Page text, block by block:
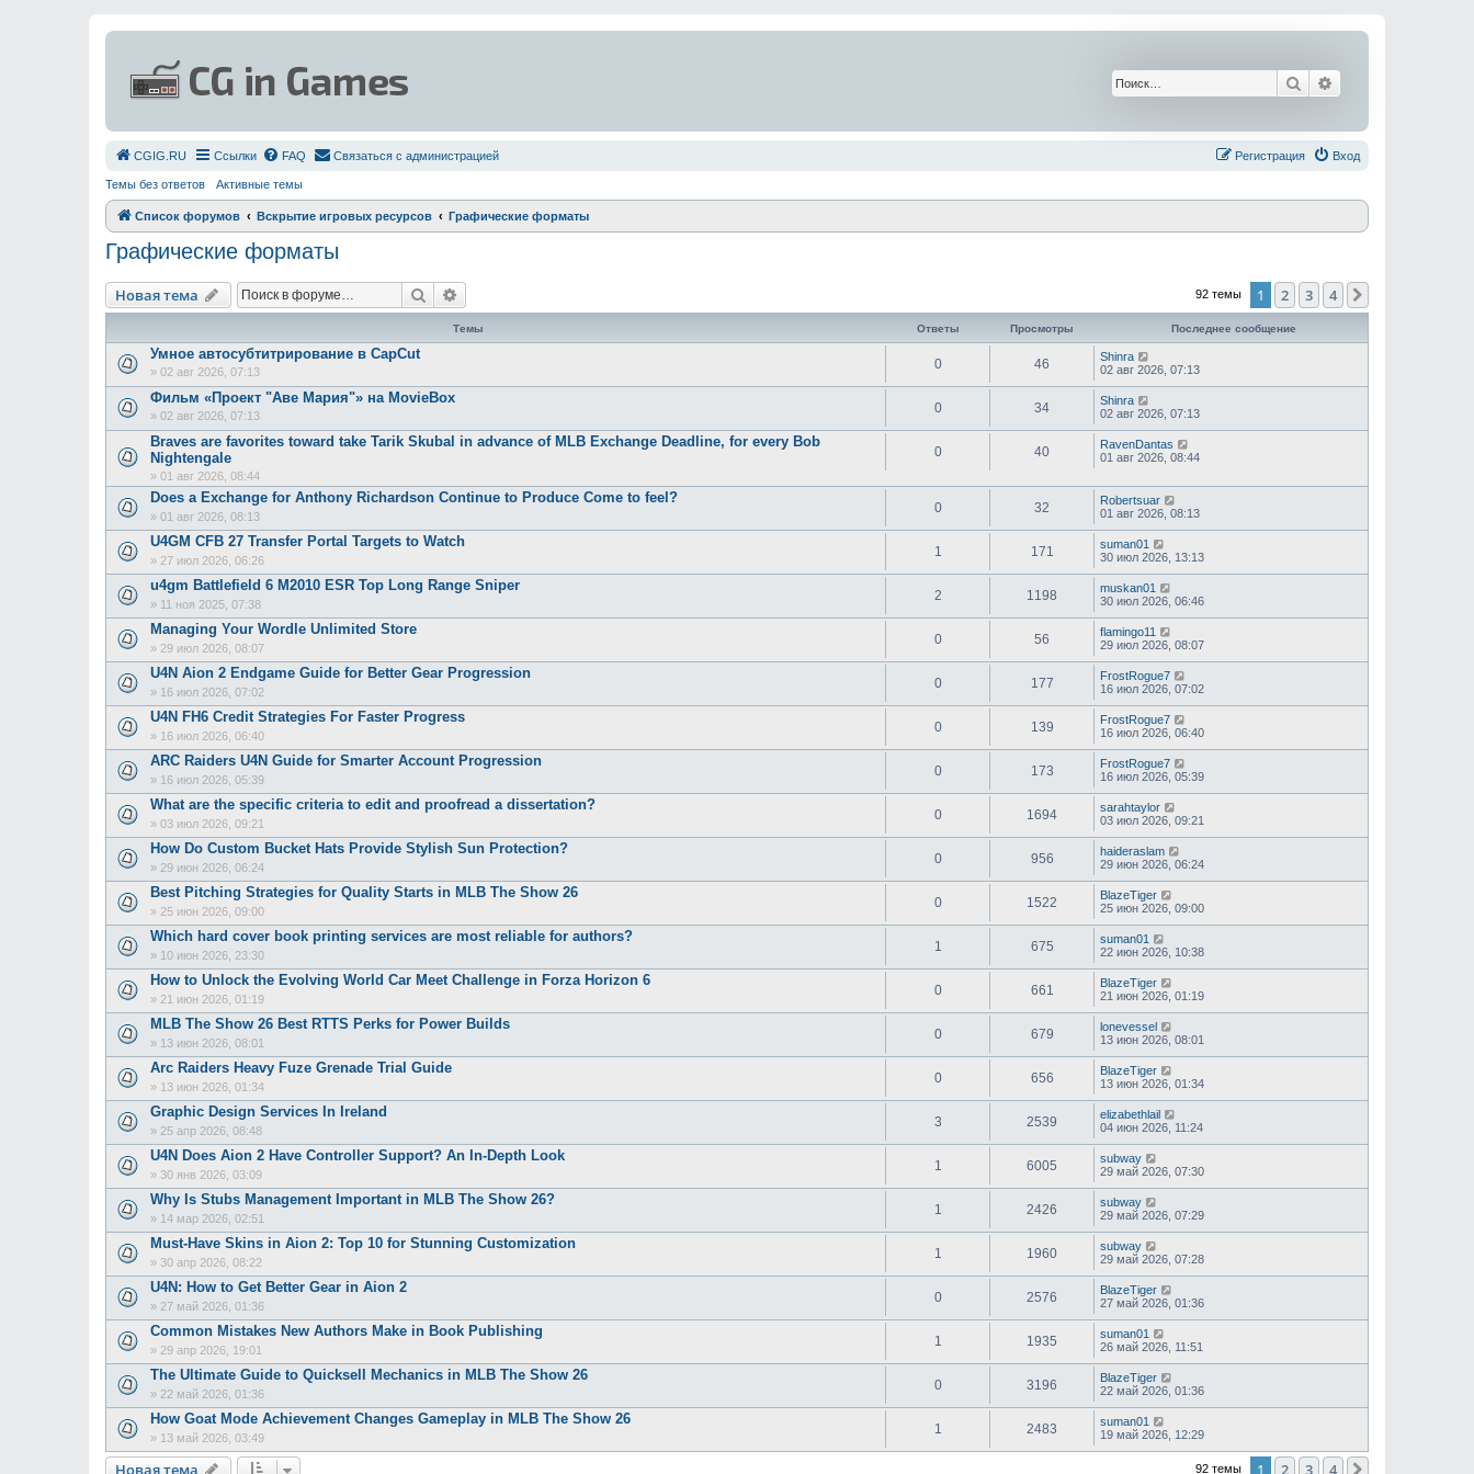
Поиск
СGIG.RU Ссылки FAQ Связаться с администрацией Вход
Регистрация
Темы без ответов Активные темы
Список форумов Вскрытие игровых ресурсов Графические форматы
Графические форматы
Новая тема Поиск 92 темы 1 2 3 4
Темы Ответы Просмотры Последнее сообщение
Умное автосубтитрирование в CapCut
» 02 авг 2026, 07:13
0 46
Shinra
02 авг 2026, 07:13
Фильм «Проект "Аве Мария"» на MovieBox
» 02 авг 2026, 07:13
0 34
Shinra
02 авг 2026, 07:13
Braves are favorites toward take Tarik Skubal in advance of MLB Exchange Deadline, for every Bob
Nightengale
» 01 авг 2026, 08:44
0 40
RavenDantas
01 авг 2026, 08:44
Does a Exchange for Anthony Richardson Continue to Produce Come to feel?
» 01 авг 2026, 08:13
0 32
Robertsuar
01 авг 2026, 08:13
U4GM CFB 27 Transfer Portal Targets to Watch
» 27 июл 2026, 06:26
1 171
suman01
30 июл 2026, 13:13
u4gm Battlefield 6 M2010 ESR Top Long Range Sniper
» 11 ноя 2025, 07:38
2 1198
muskan01
30 июл 2026, 06:46
Managing Your Wordle Unlimited Store
» 29 июл 2026, 08:07
0 56
flamingo11
29 июл 2026, 08:07
U4N Aion 2 Endgame Guide for Better Gear Progression
» 16 июл 2026, 07:02
0 177
FrostRogue7
16 июл 2026, 07:02
U4N FH6 Credit Strategies For Faster Progress
» 16 июл 2026, 06:40
0 139
FrostRogue7
16 июл 2026, 06:40
ARC Raiders U4N Guide for Smarter Account Progression
» 16 июл 2026, 05:39
0 173
FrostRogue7
16 июл 2026, 05:39
What are the specific criteria to edit and proofread a dissertation?
» 03 июл 2026, 09:21
0 1694
sarahtaylor
03 июл 2026, 09:21
How Do Custom Bucket Hats Provide Stylish Sun Protection?
» 29 июн 2026, 06:24
0 956
haideraslam
29 июн 2026, 06:24
Best Pitching Strategies for Quality Starts in MLB The Show 26
» 25 июн 2026, 09:00
0 1522
BlazeTiger
25 июн 2026, 09:00
Which hard cover book printing services are most reliable for authors?
» 10 июн 2026, 23:30
1 675
suman01
22 июн 2026, 10:38
How to Unlock the Evolving World Car Meet Challenge in Forza Horizon 6
» 21 июн 2026, 01:19
0 661
BlazeTiger
21 июн 2026, 01:19
MLB The Show 26 Best RTTS Perks for Power Builds
» 13 июн 2026, 08:01
0 679
lonevessel
13 июн 2026, 08:01
Arc Raiders Heavy Fuze Grenade Trial Guide
» 13 июн 2026, 01:34
0 656
BlazeTiger
13 июн 2026, 01:34
Graphic Design Services In Ireland
» 25 апр 2026, 08:48
3 2539
elizabethlail
04 июн 2026, 11:24
U4N Does Aion 2 Have Controller Support? An In‑Depth Look
» 30 янв 2026, 03:09
1 6005
subway
29 май 2026, 07:30
Why Is Stubs Management Important in MLB The Show 26?
» 14 мар 2026, 02:51
1 2426
subway
29 май 2026, 07:29
Must-Have Skins in Aion 2: Top 10 for Stunning Customization
» 30 апр 2026, 08:22
1 1960
subway
29 май 2026, 07:28
U4N: How to Get Better Gear in Aion 2
» 27 май 2026, 01:36
0 2576
BlazeTiger
27 май 2026, 01:36
Common Mistakes New Authors Make in Book Publishing
» 29 апр 2026, 19:01
1 1935
suman01
26 май 2026, 11:51
The Ultimate Guide to Quicksell Mechanics in MLB The Show 26
» 22 май 2026, 01:36
0 3196
BlazeTiger
22 май 2026, 01:36
How Goat Mode Achievement Changes Gameplay in MLB The Show 26
» 13 май 2026, 03:49
1 2483
suman01
19 май 2026, 12:29
Новая тема 92 темы 1 2 3 4